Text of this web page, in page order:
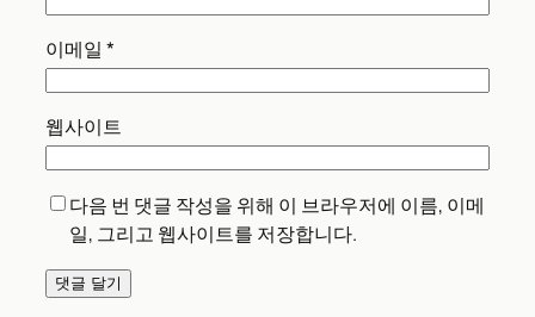
이메일 *
웹사이트
다음 번 댓글 작성을 위해 이 브라우저에 이름, 이메
일, 그리고 웹사이트를 저장합니다.